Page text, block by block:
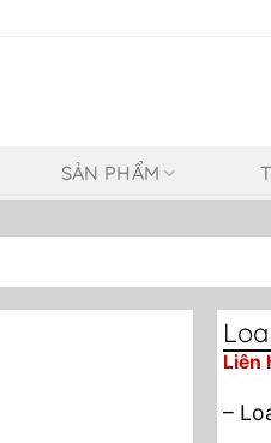
SẢN PHẨM
Liên
–